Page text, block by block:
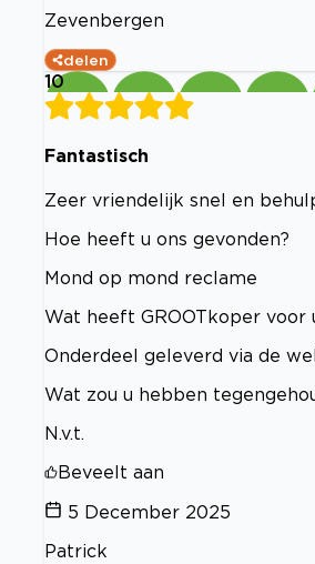
Zevenbergen
delen
10
Fantastisch
Zeer vriendelijk snel en
Hoe heeft u ons gevonden?
Mond op mond reclame
Wat heeft GROOTkoper voor
Onderdeel geleverd via de
Wat zou u hebben
N.v.t.
Beveelt aan
5 December 2025
Patrick